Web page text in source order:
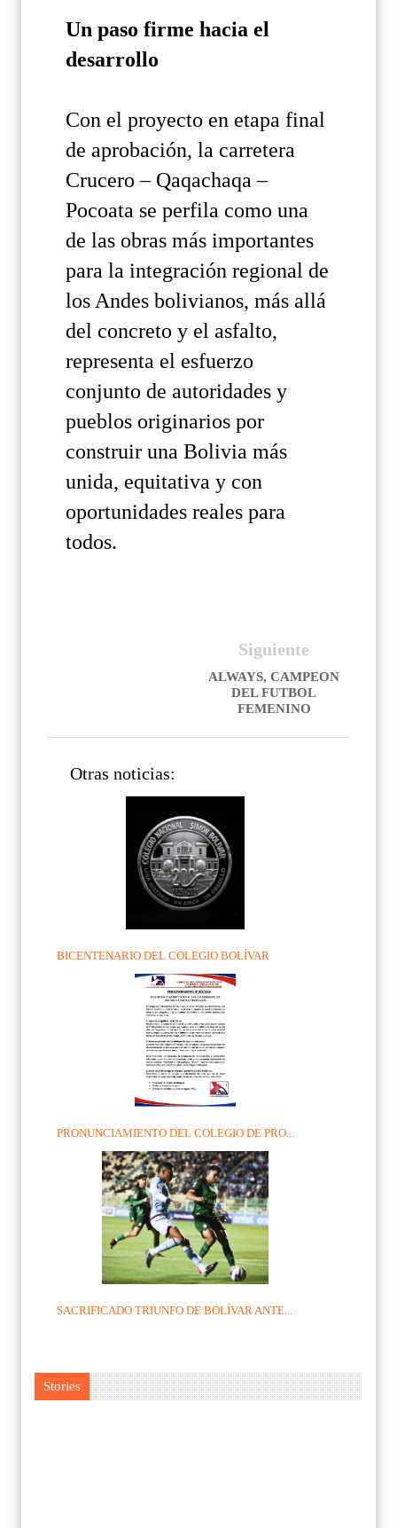
Un paso firme hacia el
desarrollo
Con el proyecto en etapa final
de aprobación, la carretera
Crucero – Qaqachaqa –
Pocoata se perfila como una
de las obras más importantes
para la integración regional de
los Andes bolivianos, más allá
del concreto y el asfalto,
representa el esfuerzo
conjunto de autoridades y
pueblos originarios por
construir una Bolivia más
unida, equitativa y con
oportunidades reales para
todos.
Siguiente
ALWAYS, CAMPEON
DEL FUTBOL
FEMENINO
Otras noticias:
BICENTENARIO DEL COLEGIO BOLÍVAR
PRONUNCIAMIENTO DEL COLEGIO DE PRO...
SACRIFICADO TRIUNFO DE BOLÍVAR ANTE...
Stories